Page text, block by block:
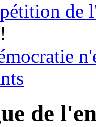
de
de